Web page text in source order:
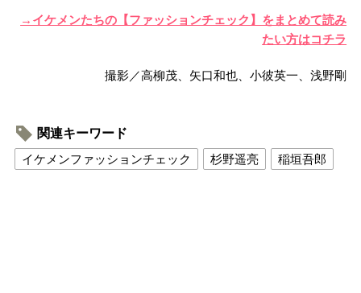
→イケメンたちの【ファッションチェック】をまとめて読み
たい方はコチラ
撮影／高柳茂、矢口和也、小彼英一、浅野剛
関連キーワード
イケメンファッションチェック
杉野遥亮 稲垣吾郎